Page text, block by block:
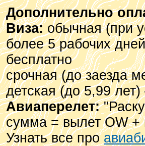
Дополнительно
Виза:обычная (при
более 5 рабочих
бесплатно
срочная (до заезда
детская (до 5,99
Авиаперелет:
сумма = вылет OW +
Узнать все про